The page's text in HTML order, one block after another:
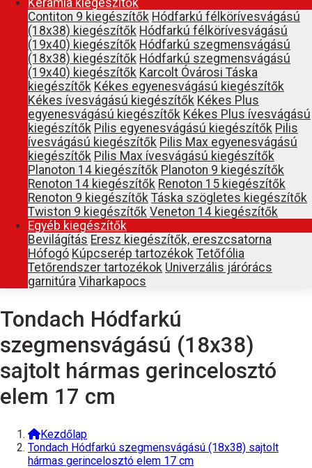
Kerámia kiegészítők
Contiton 9 kiegészítők Hódfarkú félkörívesvágású
(18x38) kiegészítők Hódfarkú félkörívesvágású
(19x40) kiegészítők Hódfarkú szegmensvágású
(18x38) kiegészítők Hódfarkú szegmensvágású
(19x40) kiegészítők Karcolt Óvárosi Táska
kiegészítők Kékes egyenesvágású kiegészítők
Kékes ívesvágású kiegészítők Kékes Plus
egyenesvágású kiegészítők Kékes Plus ívesvágású
kiegészítők Pilis egyenesvágású kiegészítők Pilis
ívesvágású kiegészítők Pilis Max egyenesvágású
kiegészítők Pilis Max ívesvágású kiegészítők
Planoton 14 kiegészítők Planoton 9 kiegészítők
Renoton 14 kiegészítők Renoton 15 kiegészítők
Renoton 9 kiegészítők Táska szögletes kiegészítők
Twiston 9 kiegészítők Veneton 14 kiegészítők
Egyéb kiegészítők
Bevilágítás Eresz kiegészítők, ereszcsatorna
Hófogó Kúpcserép tartozékok Tetőfólia
Tetőrendszer tartozékok Univerzális járórács
garnitúra Viharkapocs
Tondach Hódfarkú
szegmensvágású (18x38)
sajtolt hármas gerincelosztó
elem 17 cm
Kezdőlap
Tondach Hódfarkú szegmensvágású (18x38) sajtolt
hármas gerincelosztó elem 17 cm